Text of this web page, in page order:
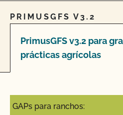
PRIMUSGFS V3.2
PrimusGFS v3.2 para
prácticas agrícolas
GAPs para ranchos: